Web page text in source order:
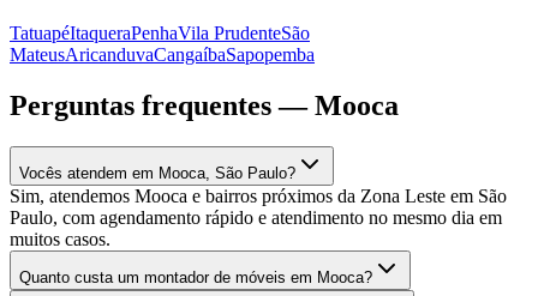
TatuapéItaqueraPenhaVila PrudenteSão
MateusAricanduvaCangaíbaSapopemba
Perguntas frequentes —Mooca
Vocês atendem em Mooca, São Paulo?
Sim, atendemos Mooca e bairros próximos da Zona Leste em São
Paulo, com agendamento rápido e atendimento no mesmo dia em
muitos casos.
Quanto custa um montador de móveis em Mooca?